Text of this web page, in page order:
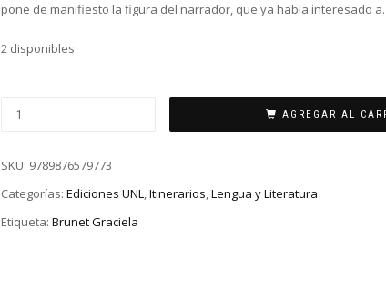
pone de manifiesto la figura del narrador, que ya había interesado
2 disponibles
AGREGAR AL
SKU: 9789876579773
Categorías: Ediciones UNL,Itinerarios,Lengua y Literatura
Etiqueta: Brunet Graciela